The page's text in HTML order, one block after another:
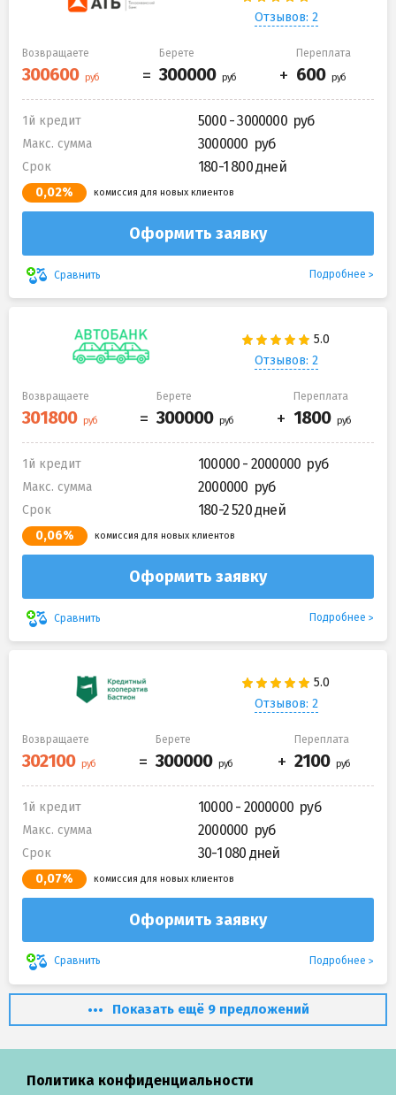
Отзывов: 2
Возвращаете Берете Переплата
1й кредит 5000 - 3000000
Макс. сумма 3000000
Срок 180-1 800 дней
0,02% комиссия для новых клиентов
Оформить заявку
Сравнить Подробнее
Отзывов: 2
Возвращаете Берете Переплата
1й кредит 100000 - 2000000
Макс. сумма 2000000
Срок 180-2 520 дней
0,06% комиссия для новых клиентов
Оформить заявку
Сравнить Подробнее
Отзывов: 2
Возвращаете Берете Переплата
1й кредит 10000 - 2000000
Макс. сумма 2000000
Срок 30-1 080 дней
0,07% комиссия для новых клиентов
Оформить заявку
Сравнить Подробнее
Показать ещё 9 предложений
Политика конфиденциальности